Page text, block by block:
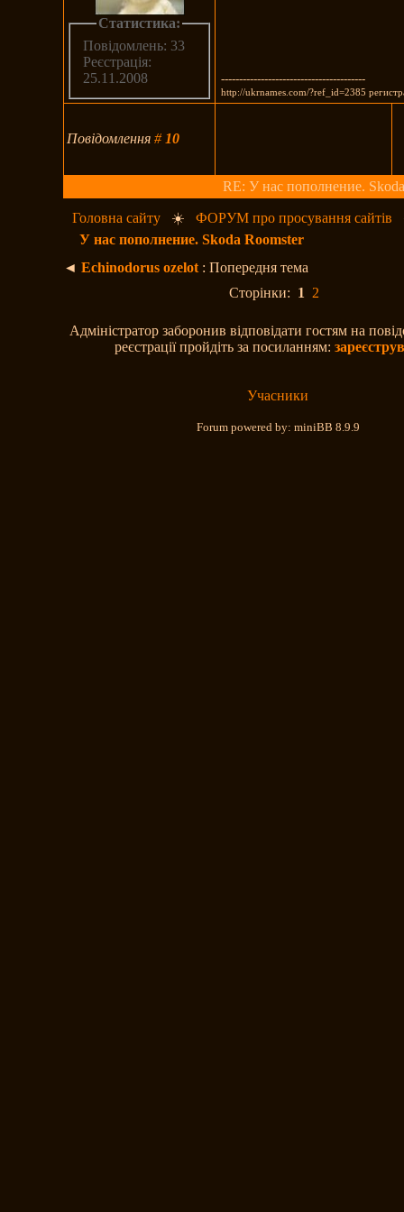
Статистика:
Повідомлень: 33
Реєстрація:
25.11.2008
----------------------------------------
http://ukrnames.com/?ref_id=2385
Повідомлення# 10
RE: У нас пополнение.
Головна сайту ☀️ФОРУМ про просування сайтів
У нас пополнение. Skoda Roomster
◄Echinodorus ozelot : Попередня тема
Сторінки: 1 2
Адміністратор заборонив відповідати гостям на
реєстрації пройдіть за посиланням:
Учасники
Forum powered by: miniBB 8.9.9